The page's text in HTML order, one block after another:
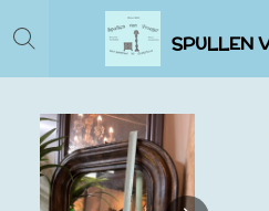
Ga
direct
naar
hoofdinhoud
SPULLEN